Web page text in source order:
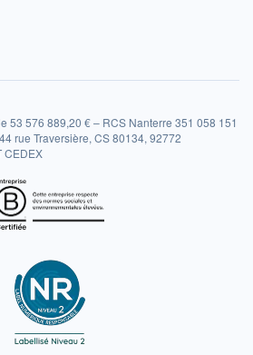
53 576 889,20 € – RCS Nanterre 351 058 151
rue Traversière, CS 80134, 92772
CEDEX